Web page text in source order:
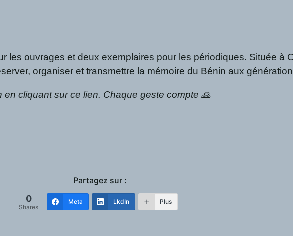
les ouvrages et deux exemplaires pour les périodiques. Située à
organiser et transmettre la mémoire du Bénin aux
cliquant sur ce lien. Chaque geste compte 🙏
Partagez sur :
0
Shares
Meta LkdIn Plus